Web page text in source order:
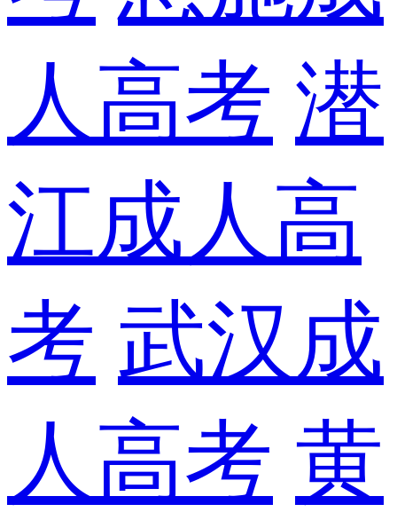
人高考 潜
江成人高
考 武汉成
人高考 黄